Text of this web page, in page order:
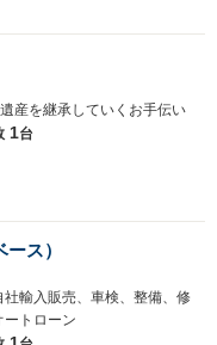
産を継承していくお手伝い
1台
ス）
輸入販売、車検、整備、修
ートローン